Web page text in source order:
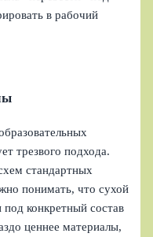
в рабочий
трезвого подхода.
стандартных
понимать, что сухой
конкретный состав
ценнее материалы,